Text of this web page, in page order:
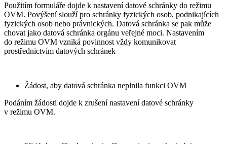
Použitím formuláře dojde k nastavení datové schránky do režimu
OVM. Povýšení slouží pro schránky fyzických osob, podnikajících
fyzických osob nebo právnických. Datová schránka se pak může
chovat jako datová schránka orgánu veřejné moci. Nastavením
do režimu OVM vzniká povinnost vždy komunikovat
prostřednictvím datových schránek
Žádost, aby datová schránka neplnila funkci OVM
Podáním žádosti dojde k zrušení nastavení datové schránky
v režimu OVM.